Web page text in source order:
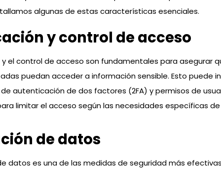
algunas de estas características esenciales.
y control de acceso
el control de acceso son fundamentales para asegurar
puedan acceder a información sensible. Esto puede
autenticación de dos factores (2FA) y permisos de
limitar el acceso según las necesidades específicas
de datos
datos es una de las medidas de seguridad más